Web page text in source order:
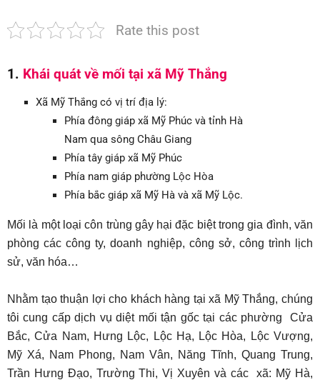
Rate this post
1. Khái quát về mối tại xã Mỹ Thắng
Xã Mỹ Thắng có vị trí địa lý:
Phía đông giáp xã Mỹ Phúc và tỉnh Hà
Nam qua sông Châu Giang
Phía tây giáp xã Mỹ Phúc
Phía nam giáp phường Lộc Hòa
Phía bắc giáp xã Mỹ Hà và xã Mỹ Lộc.
Mối là một loại côn trùng gây hại đặc biệt trong gia đình, văn
phòng các công ty, doanh nghiệp, công sở, công trình lịch
sử, văn hóa…
Nhằm tạo thuận lợi cho khách hàng tại xã Mỹ Thắng, chúng
tôi cung cấp dịch vụ diệt mối tận gốc tại các phường Cửa
Bắc, Cửa Nam, Hưng Lộc, Lộc Hạ, Lộc Hòa, Lộc Vượng,
Mỹ Xá, Nam Phong, Nam Vân, Năng Tĩnh, Quang Trung,
Trần Hưng Đạo, Trường Thi, Vị Xuyên và các xã: Mỹ Hà,